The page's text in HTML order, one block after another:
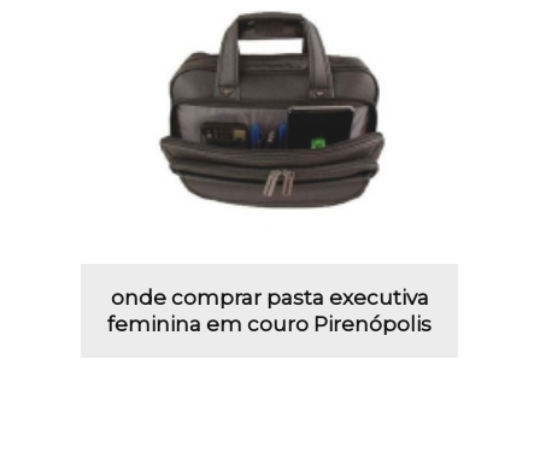
onde comprar pasta executiva
feminina em couro Pirenópolis